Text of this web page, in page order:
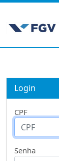
Login
CPF
Senha